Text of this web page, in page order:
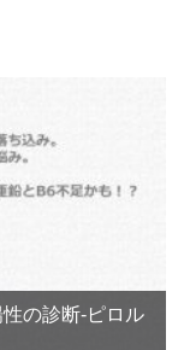
の診断‐ピロル